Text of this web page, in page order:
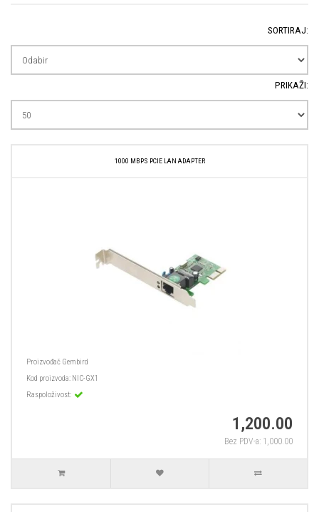
SORTIRAJ:
PRIKAŽI:
1000 MBPS PCIE LAN ADAPTER
Proizvođač Gembird
Kod proizvoda: NIC-GX1
Raspoloživost:
1,200.00
Bez PDV-a: 1,000.00